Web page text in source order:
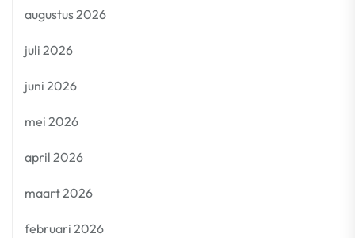
augustus 2026
juli 2026
juni 2026
mei 2026
april 2026
maart 2026
februari 2026